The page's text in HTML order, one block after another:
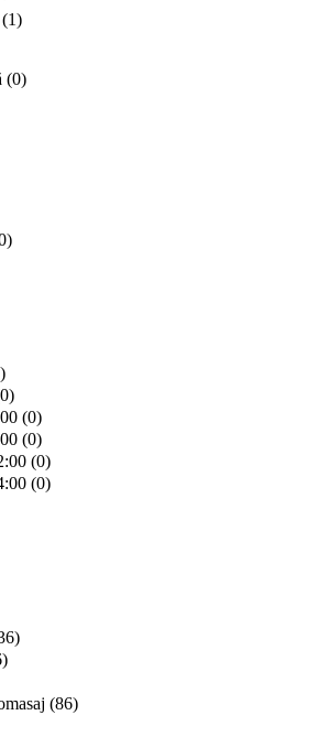
(1)
(0)
(0)
(0)
(0)
(0)
(86)